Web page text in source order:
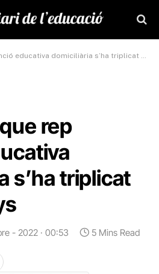
domiciliària s’ha triplicat en deu anys
rep
s’ha triplicat
- 2022 · 00:53 5 Mins Read